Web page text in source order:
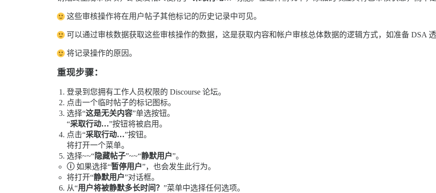
这些审核操作将在用户帖子其他标记的历史记录中可见。
可以通过审核数据获取这些审核操作的数据，这是获取内容和帐户审核总体数据的逻辑方式，如准备 DSA 透
将记录操作的原因。
重现步骤：
登录到您拥有工作人员权限的 Discourse 论坛。
点击一个临时帖子的标记图标。
选择“这是无关内容”单选按钮。
“采取行动…”按钮将被启用。
点击“采取行动…”按钮。
将打开一个菜单。
选择~~“隐藏帖子”~~“静默用户”。
ⓘ 如果选择“暂停用户”，也会发生此行为。
将打开“静默用户”对话框。
从“用户将被静默多长时间？ ”菜单中选择任何选项。